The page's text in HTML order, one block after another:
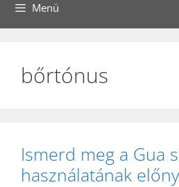
Menü
bőrtónus
Ismerd meg a Gua
használatának